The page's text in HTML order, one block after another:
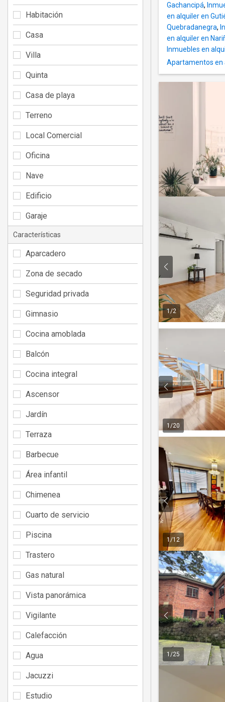
Gachancipá,
en alquiler en
Quebradanegra,
en alquiler en
Inmuebles en
Apartamentos en
1/2
1 /20
1/12
1 /25
Habitación
Casa
Villa
Quinta
Casa de playa
Terreno
Local Comercial
Oficina
Nave
Edificio
Garaje
Características
Aparcadero
Zona de secado
Seguridad privada
Gimnasio
Cocina amoblada
Balcón
Cocina integral
Ascensor
Jardín
Terraza
Barbecue
Área infantil
Chimenea
Cuarto de servicio
Piscina
Trastero
Gas natural
Vista panorámica
Vigilante
Calefacción
Agua
Jacuzzi
Estudio